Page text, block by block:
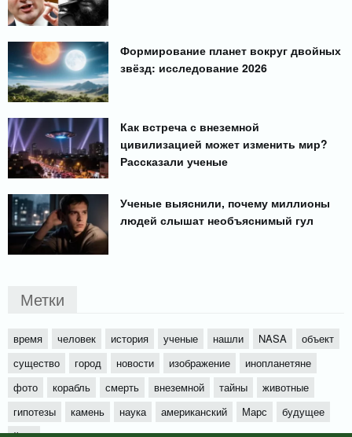
Формирование планет вокруг двойных
звёзд: исследование 2026
Как встреча с внеземной
цивилизацией может изменить мир?
Рассказали ученые
Ученые выяснили, почему миллионы
людей слышат необъяснимый гул
Метки
время человек история ученые нашли NASA
объект
существо
город новости изображение
инопланетяне
фото
корабль смерть внеземной тайны
животные
гипотезы
камень наука американский Марс
будущее